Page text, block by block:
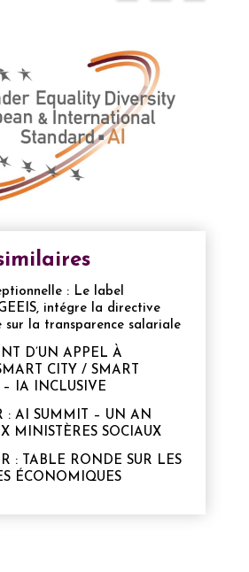
: Le label
intégre la directive
sur la transparence salariale
D’UN APPEL À
CITY / SMART
IA INCLUSIVE
: AI SUMMIT – UN AN
MINISTÈRES SOCIAUX
: TABLE RONDE SUR LES
ÉCONOMIQUES